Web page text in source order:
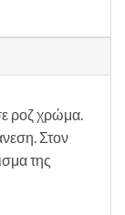
ροζ χρώμα.
Στον
της